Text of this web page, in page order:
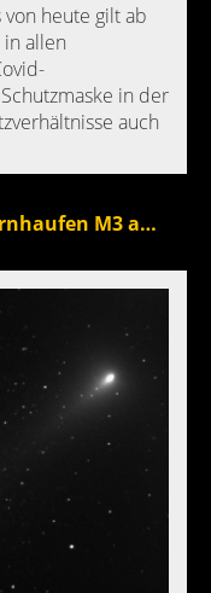
von heute gilt ab
allen
in der
auch
Komet Leonard nahe Kugelsternhaufen M3 am Morgenhimmel